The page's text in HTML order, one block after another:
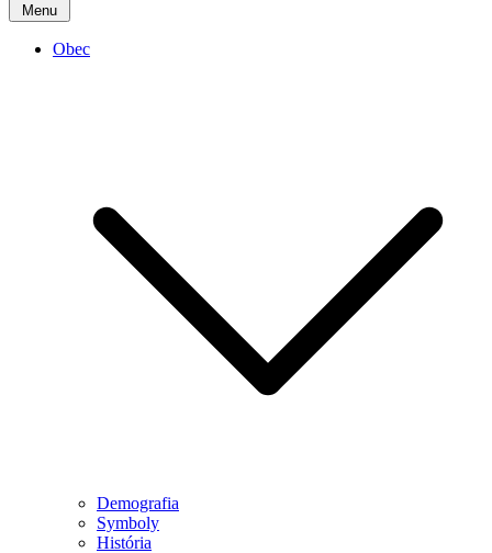
Menu
Obec
Demografia
Symboly
História